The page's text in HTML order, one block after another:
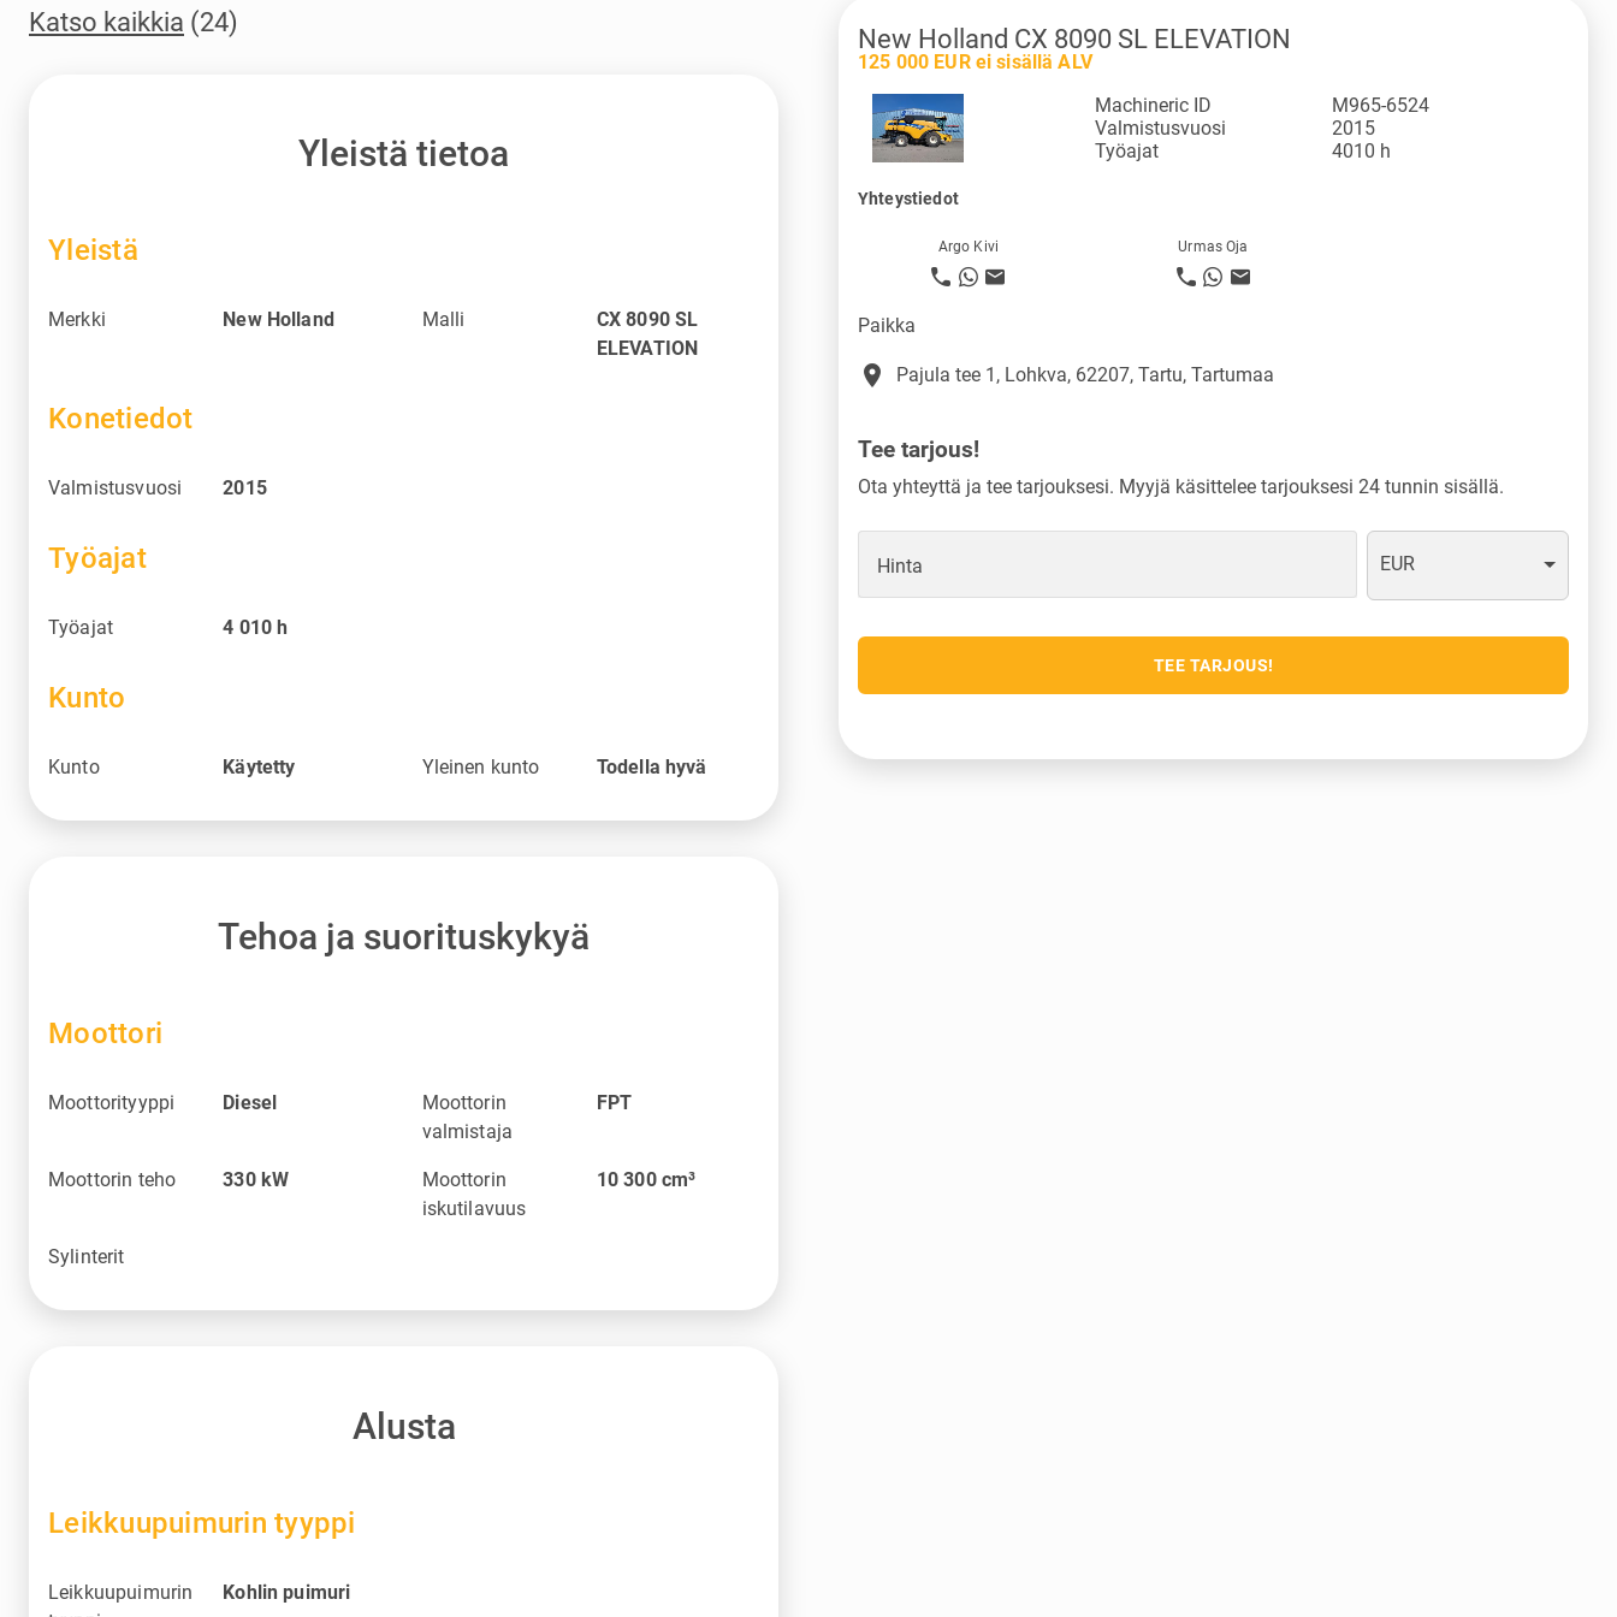
Katso kaikkia (24)
Yleistä tietoa
Yleistä
Merkki New Holland Malli
CX 8090 SL
ELEVATION
Konetiedot
Valmistusvuosi 2015
Työajat
Työajat 4 010 h
Kunto
Kunto Käytetty Yleinen kunto Todella hyvä
Tehoa ja suorituskykyä
Moottori
Moottorityyppi Diesel
Moottorin
valmistaja
FPT
Moottorin teho 330 kW
Moottorin
iskutilavuus
10 300 cm³
Sylinterit
Alusta
Leikkuupuimurin tyyppi
Leikkuupuimurin
Kohlin puimuri
New Holland CX 8090 SL ELEVATION
125 000 EUR ei sisällä ALV
Machineric ID
M965-6524
Valmistusvuosi
2015
Työajat
4010 h
Yhteystiedot
Argo Kivi Urmas Oja
Paikka
place Pajula tee 1, Lohkva, 62207, Tartu, Tartumaa
Tee tarjous!
Ota yhteyttä ja tee tarjouksesi. Myyjä käsittelee tarjouksesi 24 tunnin sisällä.
Hinta EUR
TEE TARJOUS!